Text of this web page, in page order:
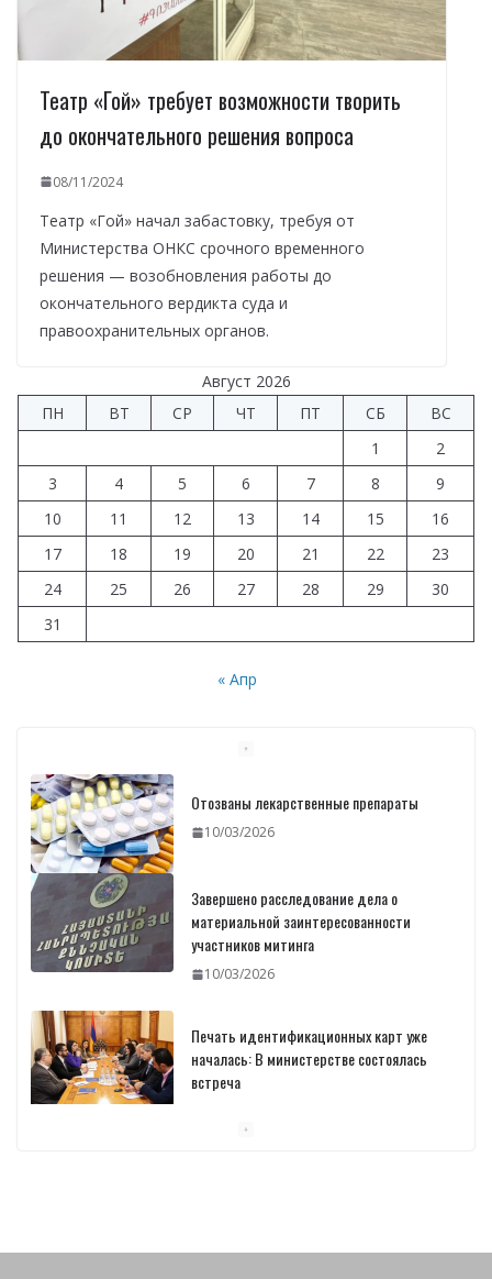
Театр «Гой» требует возможности творить
до окончательного решения вопроса
08/11/2024
Театр «Гой» начал забастовку, требуя от
Министерства ОНКС срочного временного
решения — возобновления работы до
окончательного вердикта суда и
правоохранительных органов.
Август 2026
ПН
ВТ СР ЧТ ПТ СБ
ВС
1
2
3
4 5 6 7 8
9
10
11 12 13 14 15
16
17
18 19 20 21 22
23
24
25 26 27 28 29
30
31
« Апр
Отозваны лекарственные препараты
10/03/2026
Завершено расследование дела о
материальной заинтересованности
участников митинга
10/03/2026
Печать идентификационных карт уже
началась: В министерстве состоялась
встреча